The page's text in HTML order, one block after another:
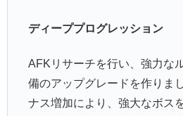
ディーププログレッション
AFKリサーチを行い、強力な
備のアップグレードを作りま
ナス増加により、強大なボス